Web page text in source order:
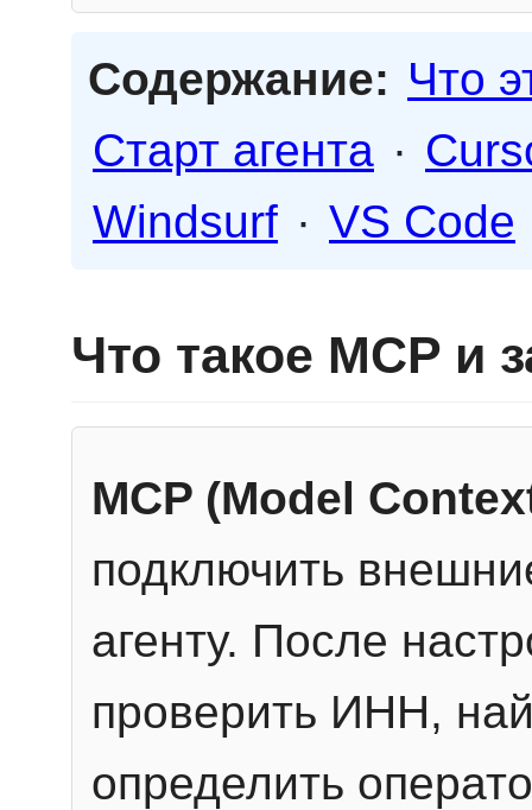
Содержание: Что
Старт агента ·
Windsurf · VS Code
Что такое MCP и
MCP (Model
подключить
агенту. После
проверить ИНН,
определить